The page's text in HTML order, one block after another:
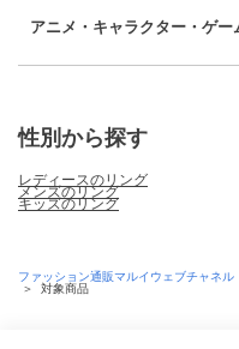
アニメ・キャラクター・ゲー
性別から探す
レディースのリング
メンズのリング
キッズのリング
ファッション通販マルイウェブチャネル
＞
対象商品